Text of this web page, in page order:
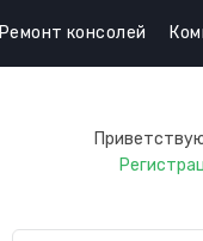
Ремонт консолей